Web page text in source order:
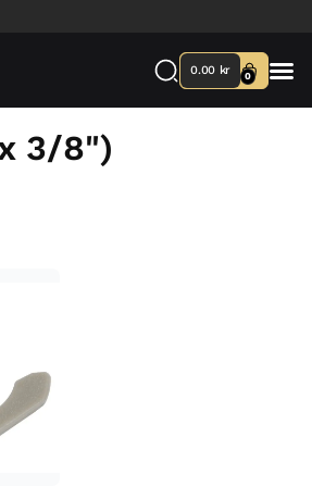
0.00 kr 0
3/8")